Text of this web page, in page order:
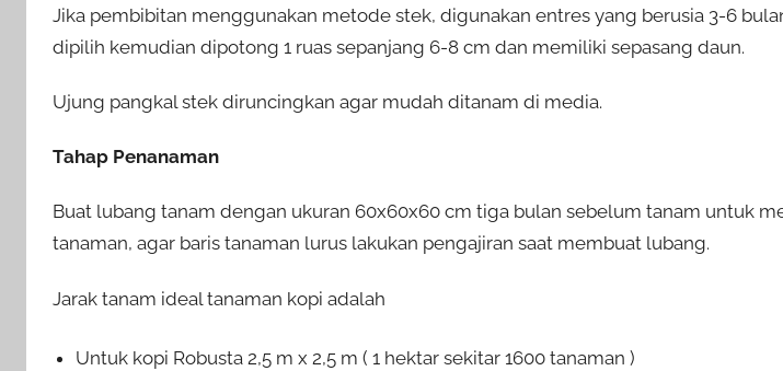
Jika pembibitan menggunakan metode stek, digunakan entres yang berusia 3-6
dipilih kemudian dipotong 1 ruas sepanjang 6-8 cm dan memiliki sepasang daun.
Ujung pangkal stek diruncingkan agar mudah ditanam di media.
Tahap Penanaman
Buat lubang tanam dengan ukuran 60x60x60 cm tiga bulan sebelum tanam untuk
tanaman, agar baris tanaman lurus lakukan pengajiran saat membuat lubang.
Jarak tanam ideal tanaman kopi adalah
Untuk kopi Robusta 2,5 m x 2,5 m ( 1 hektar sekitar 1600 tanaman )